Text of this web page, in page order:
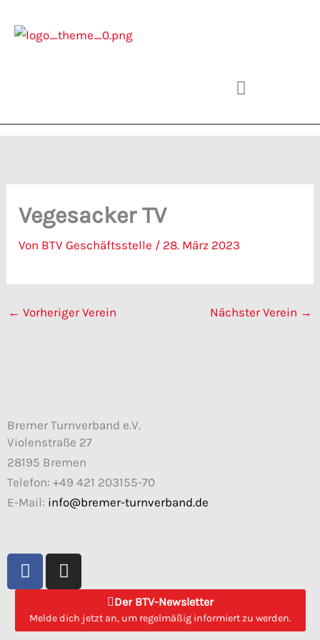
Inhalt
Vegesacker TV
Von BTV Geschäftsstelle / 28. März 2023
← Vorheriger Verein Nächster Verein →
Bremer Turnverband e.V.
Violenstraße 27
28195 Bremen
Telefon: +49 421 203155-70
E-Mail: info@bremer-turnverband.de
F
a
e
b
I
n
t
a
Der BTV-Newsletter
Melde dich jetzt an, um regelmäßig informiert zu werden.